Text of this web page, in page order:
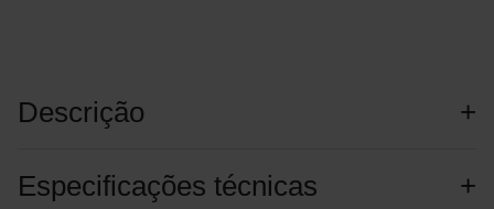
Descrição
Especificações técnicas